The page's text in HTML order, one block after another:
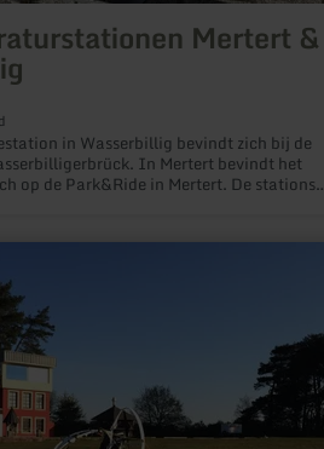
Mertert &
in Wasserbillig bevindt zich bij de
In Mertert bevindt het
Park&Ride in Mertert. De stations